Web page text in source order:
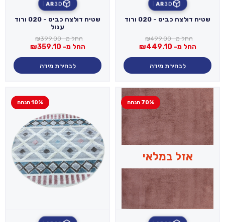
3D
AR
שטיח דולצה כביס - 020 ורוד
החל מ- ₪499.00
החל מ- ₪449.10
לבחירת מידה
3D
AR
שטיח דולצה כביס - 020 ורוד
עגול
החל מ- ₪399.00
החל מ- ₪359.10
לבחירת מידה
אזל במלאי
70% הנחה 10% הנחה